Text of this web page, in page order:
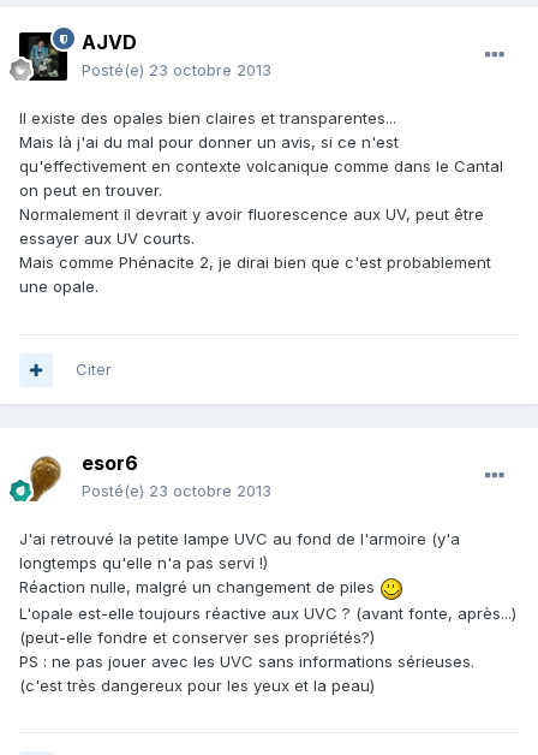
AJVD
Posté(e) 23 octobre 2013
Il existe des opales bien claires et transparentes...
Mais là j'ai du mal pour donner un avis, si ce n'est
qu'effectivement en contexte volcanique comme dans le Cantal
on peut en trouver.
Normalement il devrait y avoir fluorescence aux UV, peut être
essayer aux UV courts.
Mais comme Phénacite 2, je dirai bien que c'est probablement
une opale.
Citer
esor6
Posté(e) 23 octobre 2013
J'ai retrouvé la petite lampe UVC au fond de l'armoire (y'a
longtemps qu'elle n'a pas servi !)
Réaction nulle, malgré un changement de piles
L'opale est-elle toujours réactive aux UVC ? (avant fonte, après...)
(peut-elle fondre et conserver ses propriétés?)
PS : ne pas jouer avec les UVC sans informations sérieuses.
(c'est très dangereux pour les yeux et la peau)